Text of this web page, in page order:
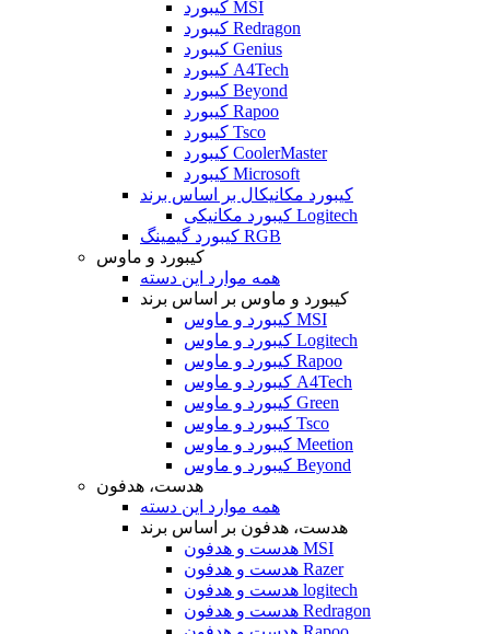
کیبورد MSI
کیبورد Redragon
کیبورد Genius
کیبورد A4Tech
کیبورد Beyond
کیبورد Rapoo
کیبورد Tsco
کیبورد CoolerMaster
کیبورد Microsoft
کیبورد مکانیکال بر اساس برند
کیبورد مکانیکی Logitech
کیبورد گیمینگ RGB
کیبورد و ماوس
همه موارد این دسته
کیبورد و ماوس بر اساس برند
کیبورد و ماوس MSI
کیبورد و ماوس Logitech
کیبورد و ماوس Rapoo
کیبورد و ماوس A4Tech
کیبورد و ماوس Green
کیبورد و ماوس Tsco
کیبورد و ماوس Meetion
کیبورد و ماوس Beyond
هدست، هدفون
همه موارد این دسته
هدست، هدفون بر اساس برند
هدست و هدفون MSI
هدست و هدفون Razer
هدست و هدفون logitech
هدست و هدفون Redragon